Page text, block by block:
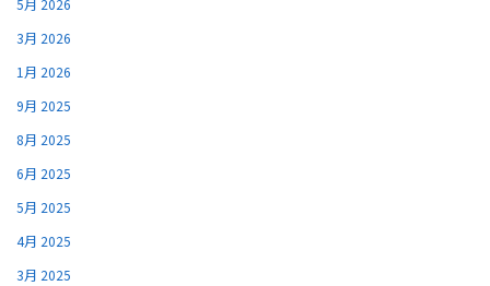
5月 2026
3月 2026
1月 2026
9月 2025
8月 2025
6月 2025
5月 2025
4月 2025
3月 2025